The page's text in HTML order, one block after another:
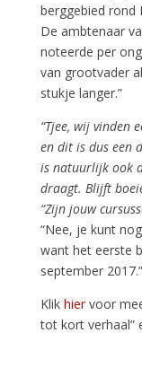
berggebied rond
De ambtenaar
noteerde per
van grootvader
stukje langer.”
“Tjee, wij vinden
en dit is dus een
is natuurlijk ook
draagt. Blijft
“Zijn jouw
“Nee, je kunt
want het eerste
september 2017.”
Klik hiervoor
tot kort verhaal”